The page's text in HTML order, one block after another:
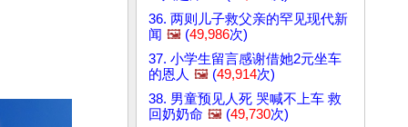
36. 两则儿子救父亲的罕见现代新
闻 🖼️ (49,986次)
37. 小学生留言感谢借她2元坐车
的恩人 🖼️ (49,914次)
38. 男童预见人死 哭喊不上车 救
回奶奶命 🖼️ (49,730次)